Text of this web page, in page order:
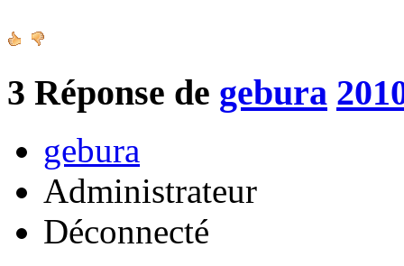
3 Réponse de gebura
gebura
Administrateur
Déconnecté